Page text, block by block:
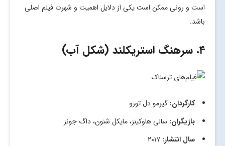
است و رونی ممکن است یکی از دلایل اهمیت و شهرت فیلم اصلی
باشد.
۴. سرهنگ استریکلند (شکل آب)
کارگردان: گیرمو دل تورو
بازیگران: سالی هاوکینز، مایکل شنون، داگ جونز
سال انتشار: